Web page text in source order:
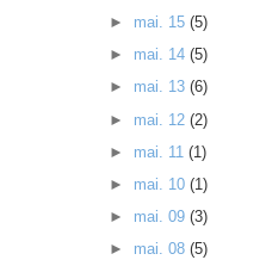
► mai. 15 (5)
► mai. 14 (5)
► mai. 13 (6)
► mai. 12 (2)
► mai. 11 (1)
► mai. 10 (1)
► mai. 09 (3)
► mai. 08 (5)